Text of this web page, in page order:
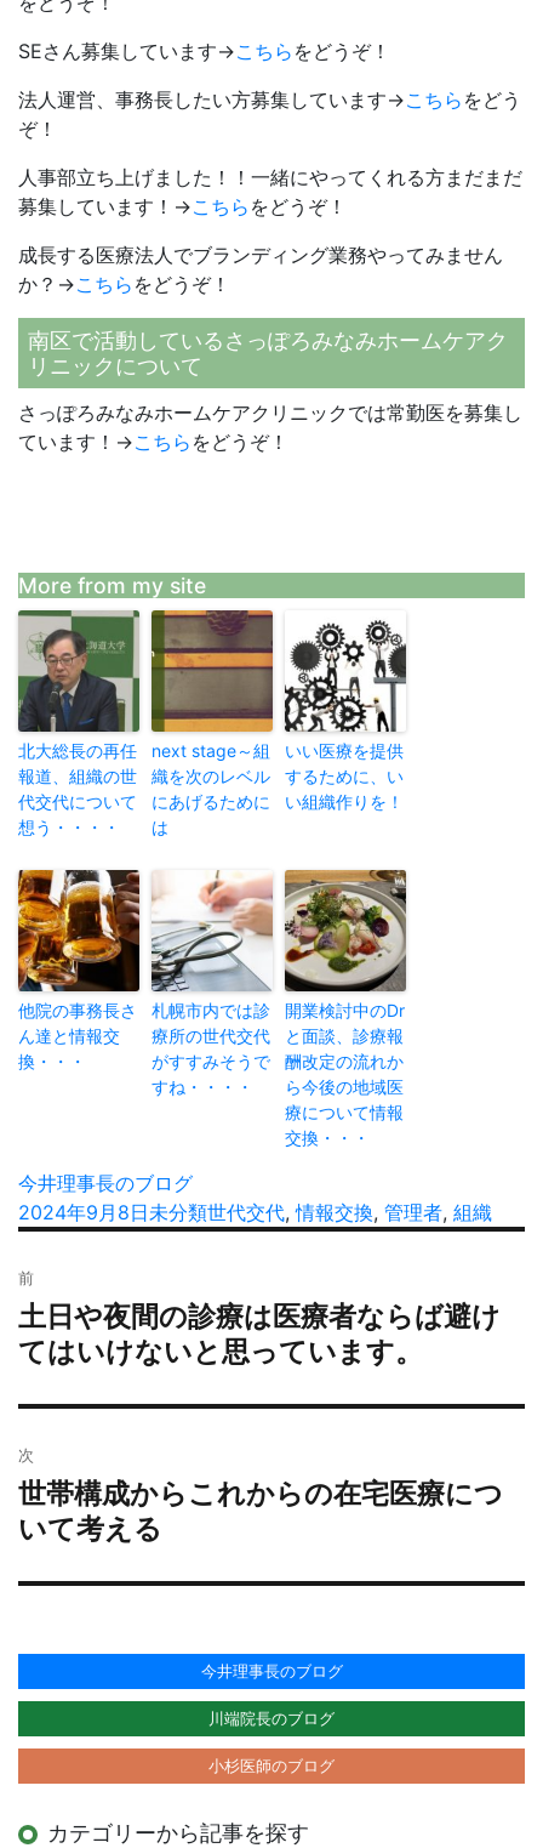
SEさん募集しています→こちら をどうぞ！
法人運営、事務長したい方募集しています→こちら をどう
ぞ！
人事部立ち上げました！！一緒にやってくれる方まだまだ
募集しています！→こちら をどうぞ！
成長する医療法人でブランディング業務やってみません
か？→こちら をどうぞ！
南区で活動しているさっぽろみなみホームケアク
リニックについて
さっぽろみなみホームケアクリニックでは常勤医を募集し
ています！→こちら をどうぞ！
More from my site
北大総長の再任
報道、組織の世
代交代について
想う・・・・
next stage～組
織を次のレベル
にあげるために
は
いい医療を提供
するために、い
い組織作りを！
他院の事務長さ
ん達と情報交
換・・・
札幌市内では診
療所の世代交代
がすすみそうで
すね・・・・
開業検討中のDr
と面談、診療報
酬改定の流れか
ら今後の地域医
療について情報
交換・・・
投
稿
今井理事長のブログ
投
日:
2024年9月8日カ
リ
ー
未分類タ
世代交代,情報交換, 管理者, 組織
稿
ナ
ビ
シ
ョ
ン
前
過
去
の
投
土日や夜間の診療は医療者ならば避け
てはいけないと思っています。
次
次
の
稿:
世帯構成からこれからの在宅医療につ
いて考える
今井理事長のブログ
川端院長のブログ
小杉医師のブログ
カテゴリーから記事を探す